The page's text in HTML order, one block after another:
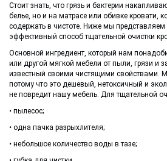
Стоит знать, что грязь и бактерии
белье, но и на матрасе или обивке кровати,
содержать в чистоте. Ниже мы
эффективный способ тщательной очистки
Основной ингредиент, который нам
или другой мягкой мебели от пыли, грязи и
известный своими чистящими свойствами.
потому что это дешевый, нетоксичный и
не повредит нашу мебель. Для тщательной
• пылесос;
• одна пачка разрыхлителя;
• небольшое количество воды в тазе;